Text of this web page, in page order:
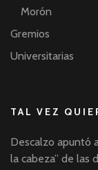
Morón
Gremios
Universitarias
TAL VEZ
Descalzo apuntó
la cabeza” de las